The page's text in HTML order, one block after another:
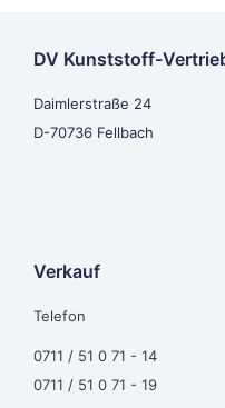
DV Kunststoff-
Daimlerstraße 24
D-70736 Fellbach
Verkauf
Telefon
0711 / 51 0 71 - 14
0711 / 51 0 71 - 19